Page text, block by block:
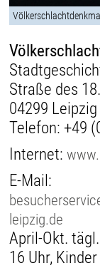
Straße des
04299 Leipzig
Telefon: +49
Internet:
E-Mail:
leipzig.de
April-Okt.
16 Uhr,